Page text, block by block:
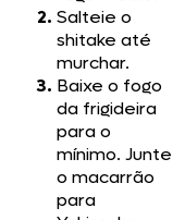
Salteie o
shitake até
murchar.
Baixe o fogo
da frigideira
para o
mínimo. Junte
o macarrão
para